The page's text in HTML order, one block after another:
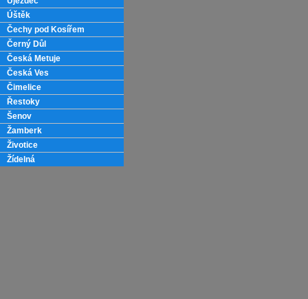
Úštěk
Čechy pod Kosířem
Černý Důl
Česká Metuje
Česká Ves
Čimelice
Řestoky
Šenov
Žamberk
Životice
Žídelná